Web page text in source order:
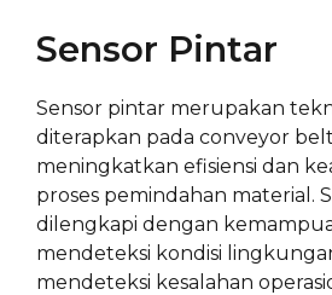
Sensor Pintar
Sensor pintar merupakan
diterapkan pada conveyor
meningkatkan efisiensi dan
proses pemindahan material.
dilengkapi dengan
mendeteksi kondisi
mendeteksi kesalahan